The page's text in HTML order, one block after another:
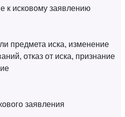
к исковому заявлению
предмета иска, изменение
отказ от иска, признание
заявления